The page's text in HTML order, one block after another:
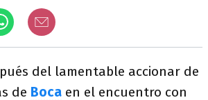
del lamentable accionar de
de Boca en el encuentro con